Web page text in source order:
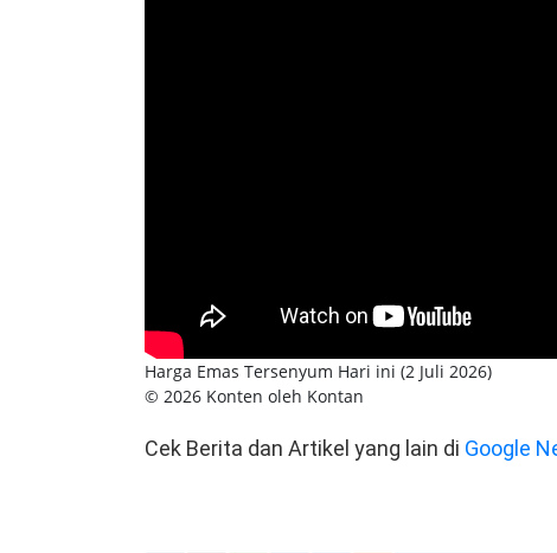
Harga Emas Tersenyum Hari ini (2 Juli 2026)
© 2026 Konten oleh Kontan
Cek Berita dan Artikel yang lain di Google